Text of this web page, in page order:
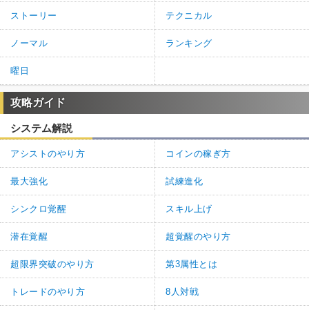
ストーリー テクニカル
ノーマル ランキング
曜日
攻略ガイド
システム解説
アシストのやり方 コインの稼ぎ方
最大強化 試練進化
シンクロ覚醒 スキル上げ
潜在覚醒 超覚醒のやり方
超限界突破のやり方 第3属性とは
トレードのやり方 8人対戦